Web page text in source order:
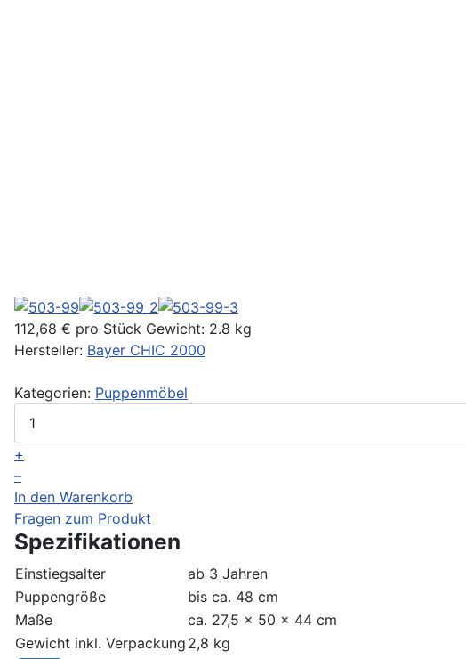
112,68 € pro Stück Gewicht: 2.8 kg
Hersteller: Bayer CHIC 2000
Kategorien: Puppenmöbel
+
–
In den Warenkorb
Fragen zum Produkt
Spezifikationen
Einstiegsalter
ab 3 Jahren
Puppengröße
bis ca. 48 cm
Maße
ca. 27,5 x 50 x 44 cm
Gewicht inkl. Verpackung 2,8 kg